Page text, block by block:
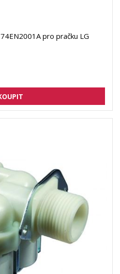
pro pračku LG